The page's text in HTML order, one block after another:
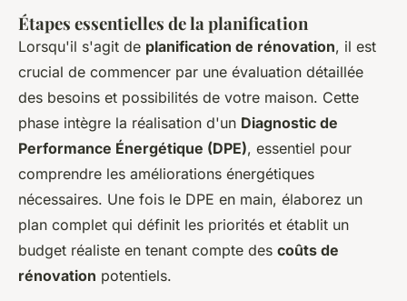
Étapes essentielles de la planification
Lorsqu'il s'agit de planification de rénovation, il est
crucial de commencer par une évaluation détaillée
des besoins et possibilités de votre maison. Cette
phase intègre la réalisation d'un Diagnostic de
Performance Énergétique (DPE), essentiel pour
comprendre les améliorations énergétiques
nécessaires. Une fois le DPE en main, élaborez un
plan complet qui définit les priorités et établit un
budget réaliste en tenant compte des coûts de
rénovation potentiels.